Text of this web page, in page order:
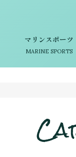
マリンスポーツ
MARINE SPORTS